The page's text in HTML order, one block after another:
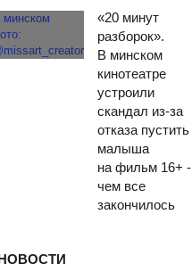
«20 минут
разборок».
В минском
кинотеатре
устроили
скандал из-за
отказа пустить
малыша
на фильм 16+ -
чем все
закончилось